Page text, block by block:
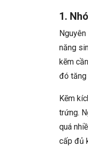
1.
năng
kẽm
đó tăng
Kẽm
trứng.
quá
cấp đủ